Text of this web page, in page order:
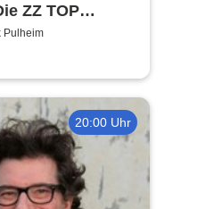
ZZ TOP
Pulheim
20:00 Uhr